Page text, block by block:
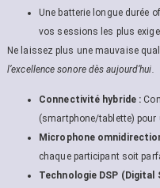
Une batterie longue durée
vos sessions les plus
Ne laissez plus une mauvaise
l’excellence sonore dès aujourd’hui.
Connectivité hybride :
(smartphone/tablette) pour
Microphone
chaque participant soit
Technologie DSP (Digital